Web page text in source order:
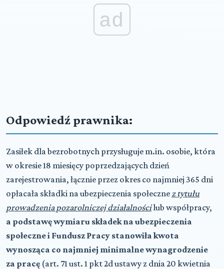
ad
Odpowiedź prawnika:
Zasiłek dla bezrobotnych przysługuje m.in. osobie, która
w okresie 18 miesięcy poprzedzających dzień
zarejestrowania, łącznie przez okres co najmniej 365 dni
opłacała składki na ubezpieczenia społeczne z tytułu
prowadzenia pozarolniczej działalnościlub współpracy,
a podstawę wymiaru składek na ubezpieczenia
społeczne i Fundusz Pracy stanowiła kwota
wynosząca co najmniej minimalne wynagrodzenie
za pracę (art. 71 ust. 1 pkt 2d ustawy z dnia 20 kwietnia